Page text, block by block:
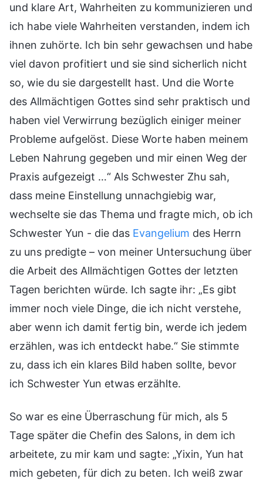
und klare Art, Wahrheiten zu kommunizieren und
ich habe viele Wahrheiten verstanden, indem ich
ihnen zuhörte. Ich bin sehr gewachsen und habe
viel davon profitiert und sie sind sicherlich nicht
so, wie du sie dargestellt hast. Und die Worte
des Allmächtigen Gottes sind sehr praktisch und
haben viel Verwirrung bezüglich einiger meiner
Probleme aufgelöst. Diese Worte haben meinem
Leben Nahrung gegeben und mir einen Weg der
Praxis aufgezeigt …“ Als Schwester Zhu sah,
dass meine Einstellung unnachgiebig war,
wechselte sie das Thema und fragte mich, ob ich
Schwester Yun - die das Evangelium des Herrn
zu uns predigte – von meiner Untersuchung über
die Arbeit des Allmächtigen Gottes der letzten
Tagen berichten würde. Ich sagte ihr: „Es gibt
immer noch viele Dinge, die ich nicht verstehe,
aber wenn ich damit fertig bin, werde ich jedem
erzählen, was ich entdeckt habe.“ Sie stimmte
zu, dass ich ein klares Bild haben sollte, bevor
ich Schwester Yun etwas erzählte.
So war es eine Überraschung für mich, als 5
Tage später die Chefin des Salons, in dem ich
arbeitete, zu mir kam und sagte: „Yixin, Yun hat
mich gebeten, für dich zu beten. Ich weiß zwar